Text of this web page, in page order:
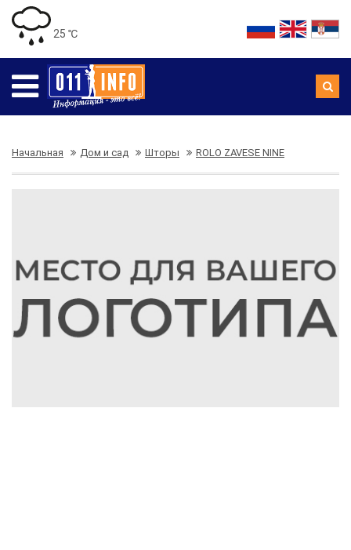
25 ℃
Начальная Дом и сад Шторы ROLO ZAVESE NINE